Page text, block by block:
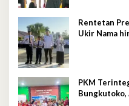
Rentetan
Ukir Nama
PKM
Bungkutoko,